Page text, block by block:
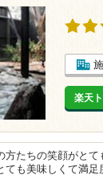
楽天
方たちの笑顔がとて
ても美味しくて満